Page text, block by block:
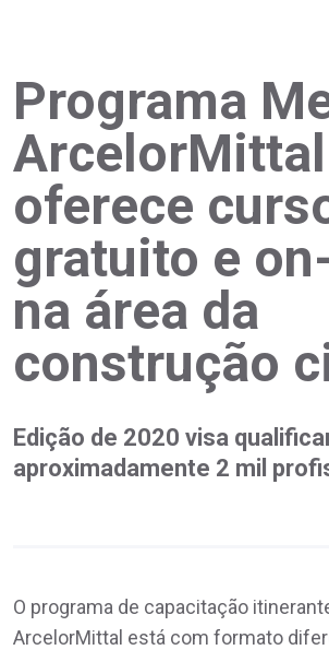
Programa
ArcelorMittal
oferece
gratuito e
na área da
construção
Edição de 2020 visa
aproximadamente 2 mil
O programa de capacitação
ArcelorMittal está com formato